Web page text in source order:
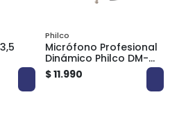
Philco
Micrófono Profesional
Dinámico Philco DM-
18K para Karaoke y
Eventos
$ 11.990